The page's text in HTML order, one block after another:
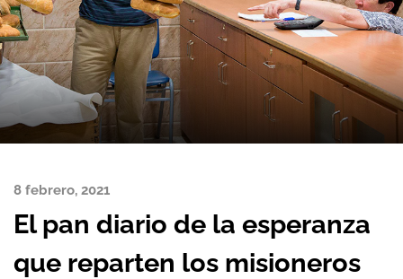
8 febrero, 2021
El pan diario de la esperanza
que reparten los misioneros